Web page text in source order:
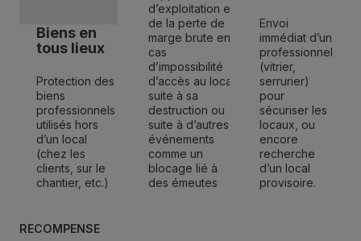
Biens en
tous lieux
Protection des
biens
professionnels
utilisés hors
d’un local
(chez les
clients, sur le
chantier, etc.)
d’exploitation et
de la perte de
marge brute en
cas
d’impossibilité
d’accès au local
suite à sa
destruction ou
suite à d’autres
événements
comme un
blocage lié à
des émeutes
Envoi
immédiat d’un
professionnel
(vitrier,
serrurier)
pour
sécuriser les
locaux, ou
encore
recherche
d’un local
provisoire.
RÉCOMPENSE